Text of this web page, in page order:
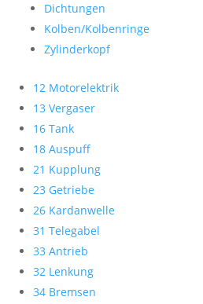
Dichtungen
Kolben/Kolbenringe
Zylinderkopf
12 Motorelektrik
13 Vergaser
16 Tank
18 Auspuff
21 Kupplung
23 Getriebe
26 Kardanwelle
31 Telegabel
33 Antrieb
32 Lenkung
34 Bremsen